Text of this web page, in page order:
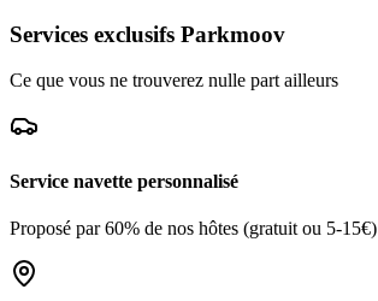
Services exclusifs Parkmoov
Ce que vous ne trouverez nulle part ailleurs
Service navette personnalisé
Proposé par 60% de nos hôtes (gratuit ou 5-15€)